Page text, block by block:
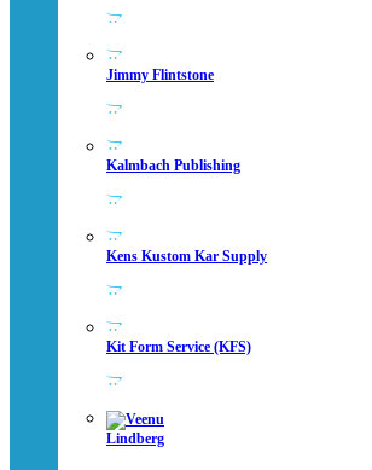
Jimmy Flintstone
Kalmbach Publishing
Kens Kustom Kar Supply
Kit Form Service (KFS)
Lindberg